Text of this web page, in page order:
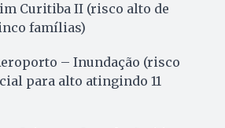
Curitiba II (risco alto de
famílias)
– Inundação (risco
para alto atingindo 11